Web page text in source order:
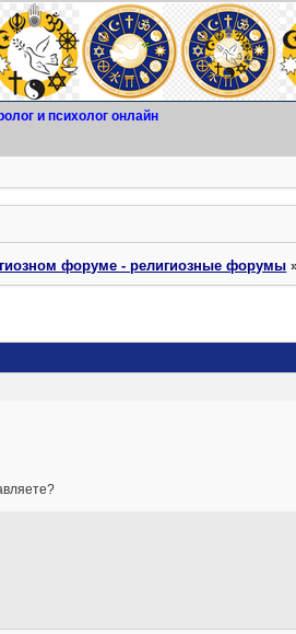
и психолог онлайн
форуме - религиозные форумы